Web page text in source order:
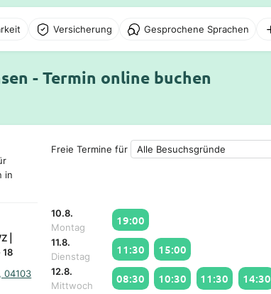
Versicherung Gesprochene Sprachen
- Termin online buchen
in
|
18
04103
Freie Termine für
10.8.
Montag
19:00
11.8.
Dienstag
11:30 15:00
12.8.
Mittwoch
08:30 10:30 11:30 14:30